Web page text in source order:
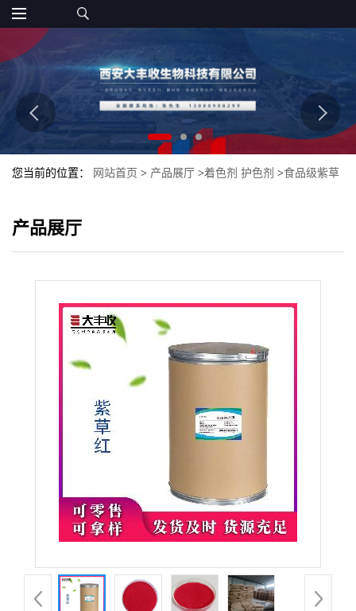
您当前的位置： 网站首页 > 产品展厅 >着色剂 护色剂 >食品级紫草
产品展厅